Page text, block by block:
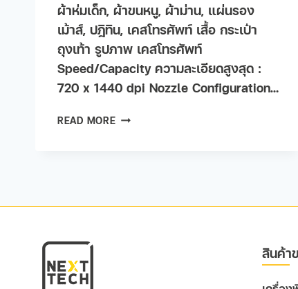
ผ้าห่มเด็ก, ผ้าขนหนู, ผ้าม่าน, แผ่นรอง
เม้าส์, ปฎิทิน, เคสโทรศัพท์ เสื้อ กระเป๋า
ถุงเท้า รูปภาพ เคสโทรศัพท์
Speed/Capacity ความละเอียดสูงสุด :
720 x 1440 dpi Nozzle Configuration…
READ MORE
สินค้า